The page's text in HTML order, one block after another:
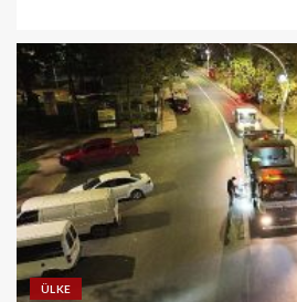
ÜLKE